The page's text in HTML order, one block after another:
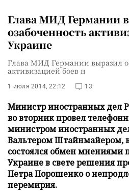
Глава МИД Германии
озабоченность
Украине
Глава МИД Германии выразил
активизацией боев н
1 июля 2014, 22:12 13
Министр иностранных дел
во вторник провел
министром иностранных
Вальтером Штайнмайером, в
состоялся обмен мнениями
Украине в свете решения
Петра Порошенко о
перемирия.